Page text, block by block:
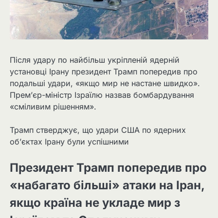
Після удару по найбільш укріпленій ядерній
установці Ірану президент Трамп попередив про
подальші удари, «якщо мир не настане швидко».
Прем’єр-міністр Ізраїлю назвав бомбардування
«сміливим рішенням».
Трамп стверджує, що удари США по ядерних
об’єктах Ірану були успішними
Президент Трамп попередив про
«набагато більші» атаки на Іран,
якщо країна не укладе мир з